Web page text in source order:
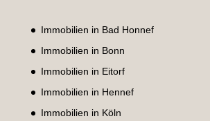
Immobilien in Bad Honnef
Immobilien in Bonn
Immobilien in Eitorf
Immobilien in Hennef
Immobilien in Köln